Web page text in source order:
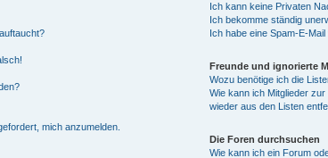
mich anzumelden.
Ich kann keine Privaten
Ich bekomme ständig
Ich habe eine Spam-E-
Freunde und ignorierte
Wozu benötige ich die
Wie kann ich Mitglieder
wieder aus den Listen
Die Foren durchsuchen
Wie kann ich ein Forum